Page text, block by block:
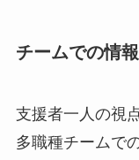
チームでの情
支援者一人の視
多職種チームで